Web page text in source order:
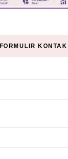
FORMULIR KONTAK